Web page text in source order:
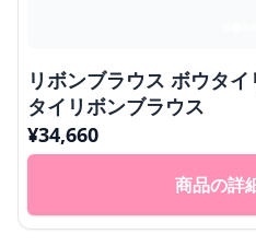
リボンブラウス ボウタ
タイリボンブラウス
¥34,660
商品の詳